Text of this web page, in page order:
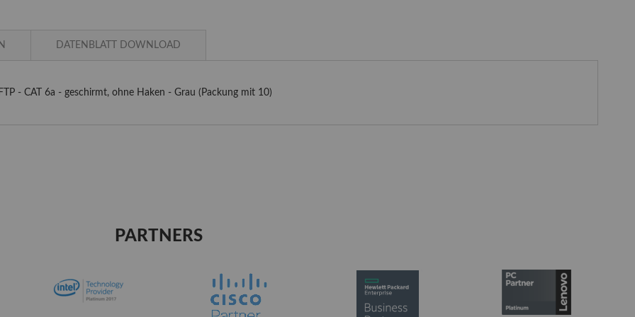
- CAT 6a - geschirmt, ohne Haken - Grau (Packung mit 10)
DATENBLATT DOWNLOAD
PARTNERS